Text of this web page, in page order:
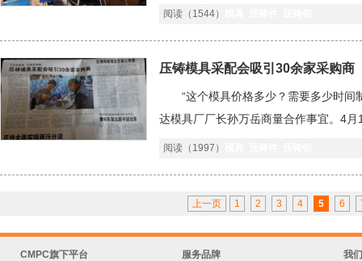
等地，采购需求主要以压铸模具/压铸
阅读（1544）
压铸模具采配会吸引30余家采购商
“这个模具价格多少？需要多少时间
达模具厂厂长孙万岳商量合作事宜。4
共同举办的北仑压铸模具及压铸件采配
阅读（1997）
上一页 1 2 3 4 5 6
CMPC旗下平台
服务品牌
我